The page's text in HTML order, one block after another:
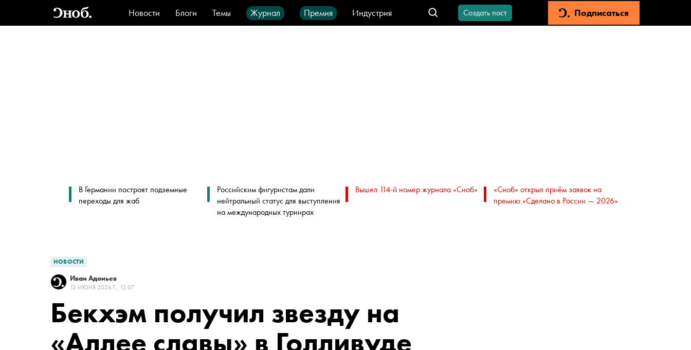
Новости Блоги Темы Журнал Премия
Индустрия
Стиль
Видео Город IT-продукты
Создать пост Подписаться
В Германии построят подземные
переходы для жаб
Российским фигуристам дали
нейтральный статус для выступления
на международных турнирах
Вышел 114-й номер журнала «Сноб»
«Сноб» открыл приём заявок на
премию «Сделано в России — 2026»
НОВОСТИ
Иван Адоньев
13 ИЮНЯ 2026 Г., 12:07
Бекхэм получил звезду на
«Аллее славы» в Голливуде